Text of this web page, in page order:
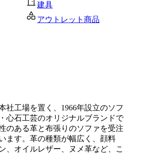
建具
アウトレット商品
社工場を置く、1966年設立のソフ
心石工芸のオリジナルブランドで
のある革と布張りのソファを受注
ます。革の種類が幅広く、顔料
、オイルレザー、ヌメ革など、こ